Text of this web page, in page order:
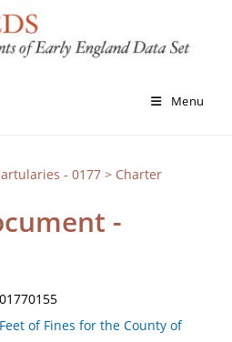
Menu
- 0177> Charter
-
01770155
Feet of Fines for the County of